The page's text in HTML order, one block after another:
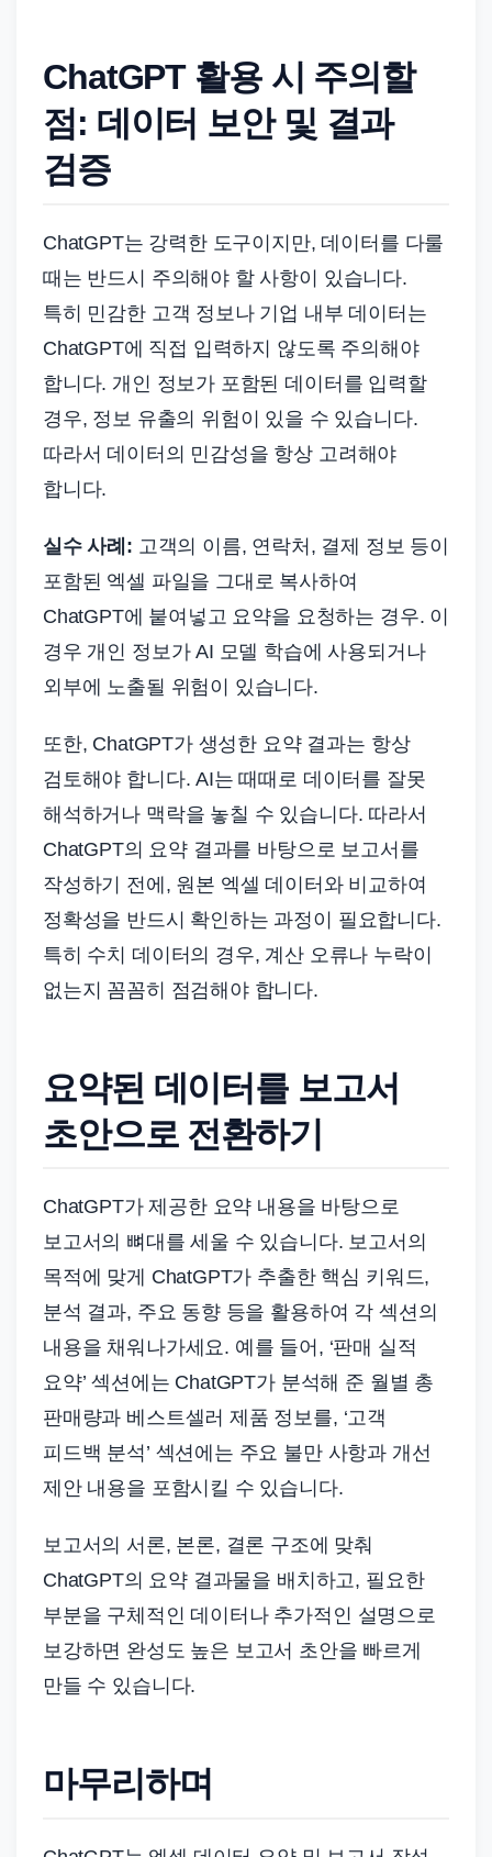
ChatGPT 활용 시 주의할
점: 데이터 보안 및 결과
검증
ChatGPT는 강력한 도구이지만, 데이터를 다룰
때는 반드시 주의해야 할 사항이 있습니다.
특히 민감한 고객 정보나 기업 내부 데이터는
ChatGPT에 직접 입력하지 않도록 주의해야
합니다. 개인 정보가 포함된 데이터를 입력할
경우, 정보 유출의 위험이 있을 수 있습니다.
따라서 데이터의 민감성을 항상 고려해야
합니다.
실수 사례: 고객의 이름, 연락처, 결제 정보 등이
포함된 엑셀 파일을 그대로 복사하여
ChatGPT에 붙여넣고 요약을 요청하는 경우. 이
경우 개인 정보가 AI 모델 학습에 사용되거나
외부에 노출될 위험이 있습니다.
또한, ChatGPT가 생성한 요약 결과는 항상
검토해야 합니다. AI는 때때로 데이터를 잘못
해석하거나 맥락을 놓칠 수 있습니다. 따라서
ChatGPT의 요약 결과를 바탕으로 보고서를
작성하기 전에, 원본 엑셀 데이터와 비교하여
정확성을 반드시 확인하는 과정이 필요합니다.
특히 수치 데이터의 경우, 계산 오류나 누락이
없는지 꼼꼼히 점검해야 합니다.
요약된 데이터를 보고서
초안으로 전환하기
ChatGPT가 제공한 요약 내용을 바탕으로
보고서의 뼈대를 세울 수 있습니다. 보고서의
목적에 맞게 ChatGPT가 추출한 핵심 키워드,
분석 결과, 주요 동향 등을 활용하여 각 섹션의
내용을 채워나가세요. 예를 들어, ‘판매 실적
요약’ 섹션에는 ChatGPT가 분석해 준 월별 총
판매량과 베스트셀러 제품 정보를, ‘고객
피드백 분석’ 섹션에는 주요 불만 사항과 개선
제안 내용을 포함시킬 수 있습니다.
보고서의 서론, 본론, 결론 구조에 맞춰
ChatGPT의 요약 결과물을 배치하고, 필요한
부분을 구체적인 데이터나 추가적인 설명으로
보강하면 완성도 높은 보고서 초안을 빠르게
만들 수 있습니다.
마무리하며